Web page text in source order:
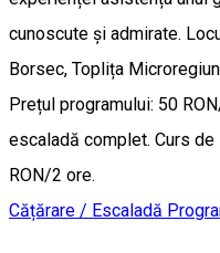
cunoscute și admirate.
Borsec, Toplița
Prețul programului: 50
escaladă complet. Curs
RON/2 ore.
Cățărare / Escaladă